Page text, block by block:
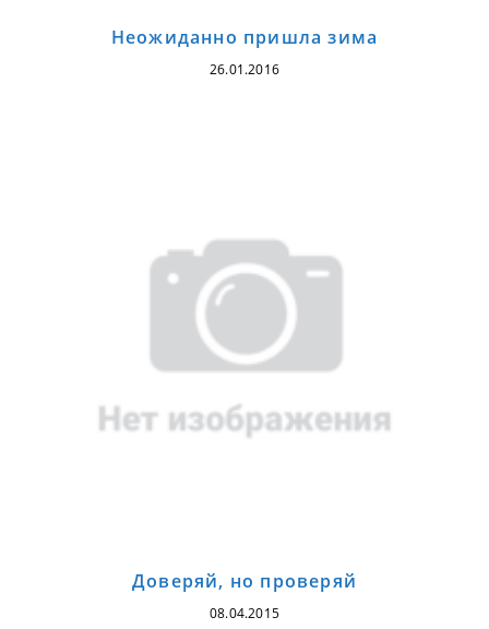
Неожиданно пришла зима
26.01.2016
Доверяй, но проверяй
08.04.2015